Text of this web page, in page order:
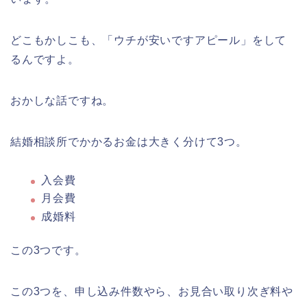
どこもかしこも、「ウチが安いですアピール」をして
るんですよ。
おかしな話ですね。
結婚相談所でかかるお金は大きく分けて3つ。
入会費
月会費
成婚料
この3つです。
この3つを、申し込み件数やら、お見合い取り次ぎ料や